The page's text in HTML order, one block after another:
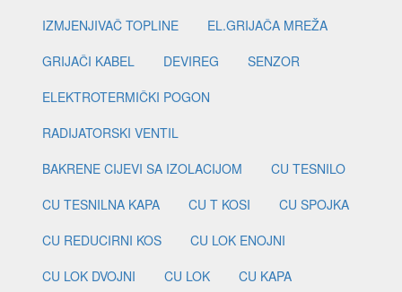
IZMJENJIVAČ TOPLINE
EL.GRIJAČA MREŽA
GRIJAČI KABEL
DEVIREG
SENZOR
ELEKTROTERMIČKI POGON
RADIJATORSKI VENTIL
BAKRENE CIJEVI SA IZOLACIJOM
CU TESNILO
CU TESNILNA KAPA
CU T KOSI
CU SPOJKA
CU REDUCIRNI KOS
CU LOK ENOJNI
CU LOK DVOJNI
CU LOK
CU KAPA